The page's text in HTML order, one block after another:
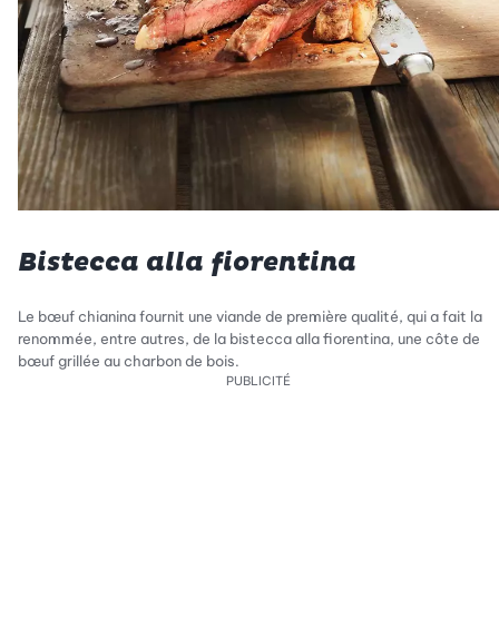
Bistecca alla fiorentina
Le bœuf chianina fournit une viande de première qualité, qui a fait la
renommée, entre autres, de la bistecca alla fiorentina, une côte de
bœuf grillée au charbon de bois.
PUBLICITÉ